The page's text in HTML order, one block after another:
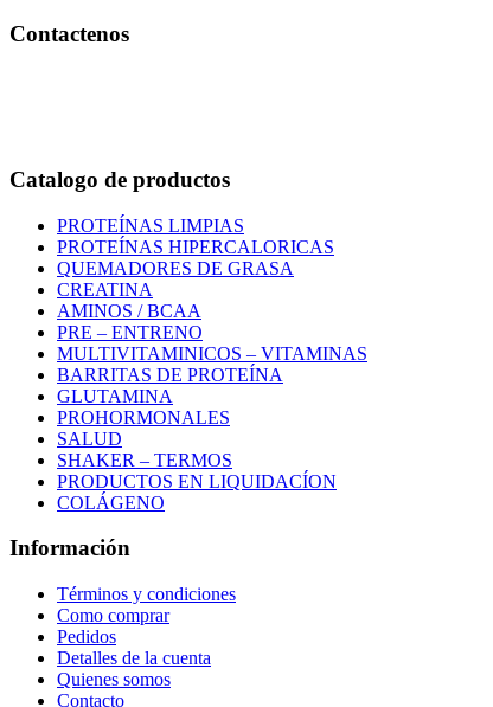
Contactenos
Catalogo de productos
PROTEÍNAS LIMPIAS
PROTEÍNAS HIPERCALORICAS
QUEMADORES DE GRASA
CREATINA
AMINOS / BCAA
PRE – ENTRENO
MULTIVITAMINICOS – VITAMINAS
BARRITAS DE PROTEÍNA
GLUTAMINA
PROHORMONALES
SALUD
SHAKER – TERMOS
PRODUCTOS EN LIQUIDACÍON
COLÁGENO
Información
Términos y condiciones
Como comprar
Pedidos
Detalles de la cuenta
Quienes somos
Contacto